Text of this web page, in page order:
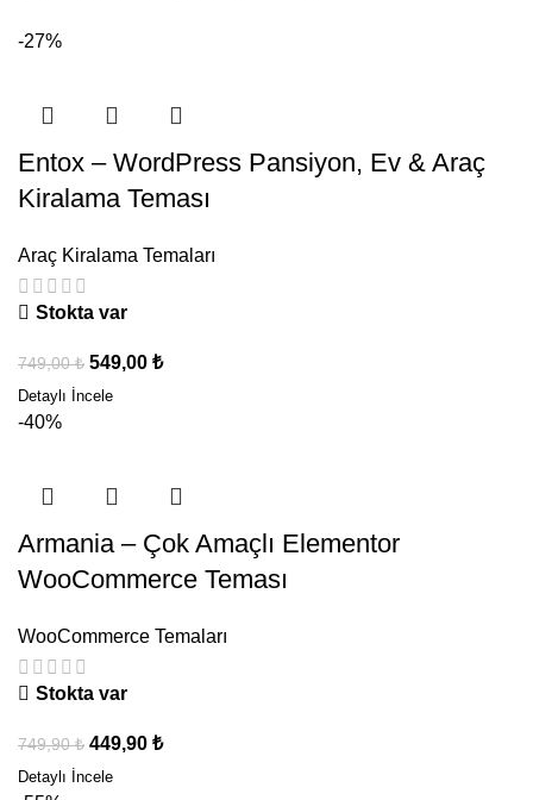
-27%
Entox – WordPress Pansiyon, Ev & Araç
Kiralama Teması
Araç Kiralama Temaları
Stokta var
749,00₺ 549,00 ₺
-40%
Armania – Çok Amaçlı Elementor
WooCommerce Teması
WooCommerce Temaları
Stokta var
749,90₺ 449,90 ₺